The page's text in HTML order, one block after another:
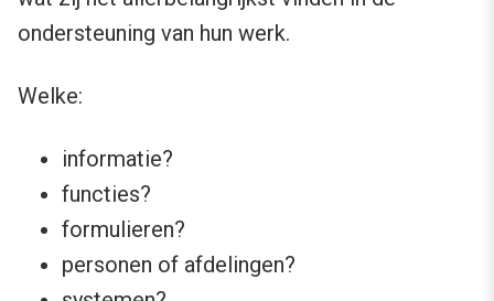
ondersteuning van hun werk.
Welke:
informatie?
functies?
formulieren?
personen of afdelingen?